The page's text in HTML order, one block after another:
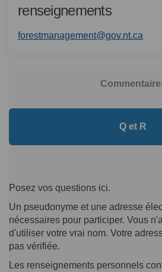
renseignements
forestmanagement@gov.nt.ca
Q et R
Posez vos questions ici.
Un pseudonyme et une adresse
nécessaires pour participer. Vous
d'utiliser votre vrai nom. Votre
pas vérifiée.
Les renseignements personnels